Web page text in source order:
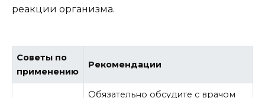
реакции организма.
Советы по
применению
Рекомендации
Обязательно обсудите с врачом